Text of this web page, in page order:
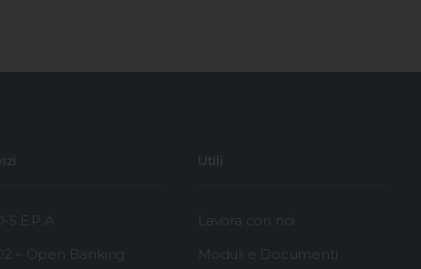
S.E.P.A
– Open Banking
Utili
Lavora con noi
Moduli e Documenti